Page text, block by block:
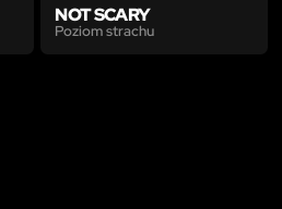
NOT SCARY
Poziom strachu